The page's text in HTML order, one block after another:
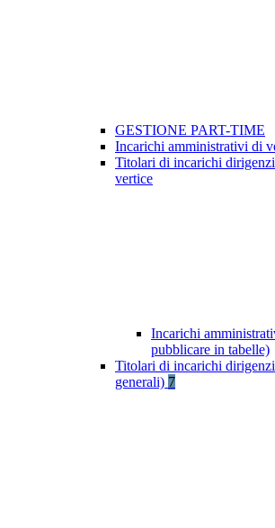
GESTIONE PART-TIME
Incarichi amministrativi di
Titolari di incarichi
vertice
Incarichi
pubblicare in tabelle)
Titolari di incarichi
generali) 7